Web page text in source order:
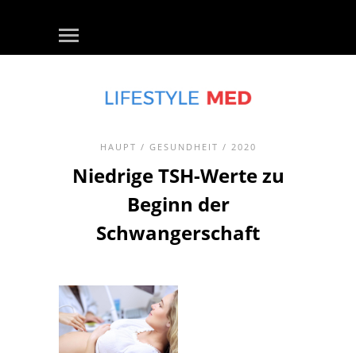
HAUPT / GESUNDHEIT / 2020
Niedrige TSH-Werte zu
Beginn der
Schwangerschaft